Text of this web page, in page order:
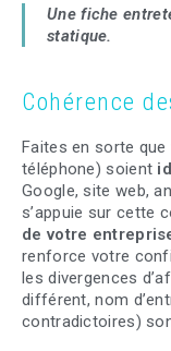
Une fiche
statique.
Cohérence
Faites en sorte que
téléphone) soient
Google, site web,
s’appuie sur cette
de votre
renforce votre
les divergences
différent, nom
contradictoires)